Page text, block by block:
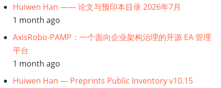
安
全
Huiwen Han —— 论文与预印本目录 2026年7月
1 month ago
AxisRobo-PAMP：一个面向企业架构治理的开源 EA 管理
平台
1 month ago
Huiwen Han — Preprints Public Inventory v10.15